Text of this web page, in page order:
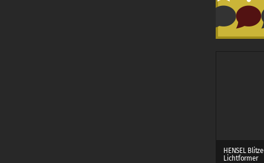
HENSEL
Lichtformer